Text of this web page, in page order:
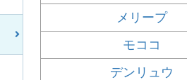
メリープ
モココ
デンリュウ